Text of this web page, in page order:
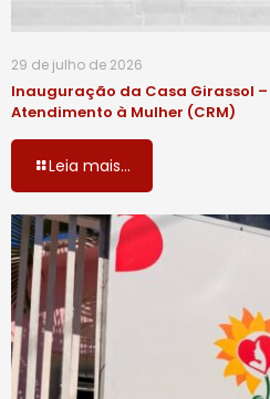
29 de julho de 2026
Inauguração da Casa Girassol
Atendimento à Mulher (CRM)
Leia mais...